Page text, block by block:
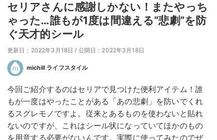
セリアさんに感謝しかない！またやっち
ゃった…誰もが1度は間違える“悲劇”を防
ぐ天才的シール
更新日：2022年3月18日 / 公開日：2022年3月18日
michill ライフスタイル
今回ご紹介するのはセリアで見つけた便利アイテム！誰
もが一度はやったことがある「あの悲劇」を防いでくれ
るスグレモノですよ。従来とあるものを使わないと貼れ
ないのですが、これはシール状になっていてほかのもの
を用意する必要がないんです。実際に使ってみたのでぜ